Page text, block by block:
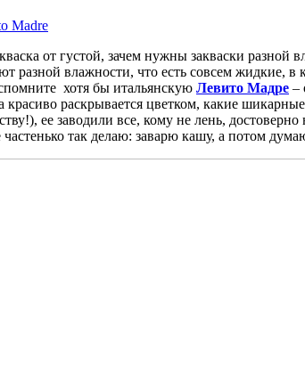
Madre
от густой, зачем нужны закваски
разной влажности, что есть совсем жидкие,
хотя бы итальянскую Левито Мадре –
красиво раскрывается цветком, какие
ее заводили все, кому не лень,
так делаю: заварю кашу, а потом